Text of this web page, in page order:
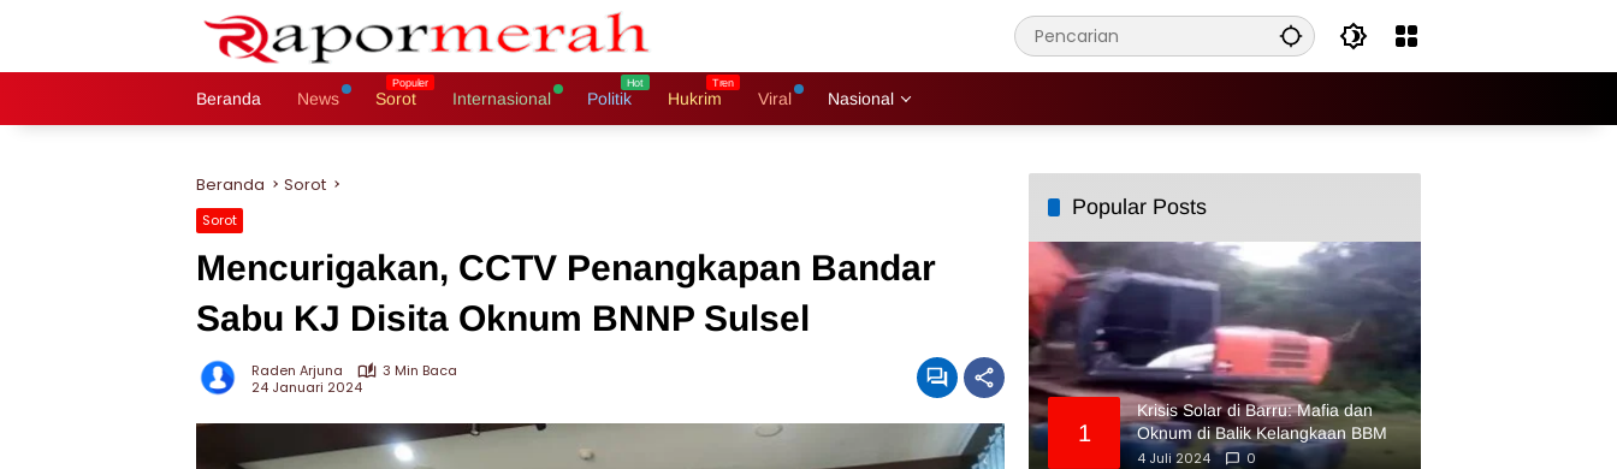
Beranda News Sorot Internasional Politik Hukrim Viral Nasional
Beranda Sorot
Sorot
Mencurigakan, CCTV Penangkapan Bandar
Sabu KJ Disita Oknum BNNP Sulsel
Raden Arjuna
3 Min Baca
24 Januari 2024
Popular Posts
1
Krisis Solar di Barru: Mafia dan
Oknum di Balik Kelangkaan BBM
4 Juli 2024
0